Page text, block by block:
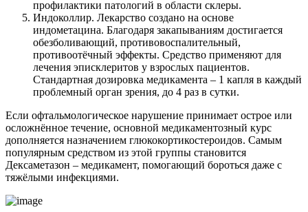
профилактики патологий в области склеры.
Индоколлир. Лекарство создано на основе
индометацина. Благодаря закапываниям достигается
обезболивающий, противовоспалительный,
противоотёчный эффекты. Средство применяют для
лечения эписклеритов у взрослых пациентов.
Стандартная дозировка медикамента – 1 капля в каждый
проблемный орган зрения, до 4 раз в сутки.
Если офтальмологическое нарушение принимает острое или
осложнённое течение, основной медикаментозный курс
дополняется назначением глюкокортикостероидов. Самым
популярным средством из этой группы становится
Дексаметазон – медикамент, помогающий бороться даже с
тяжёлыми инфекциями.